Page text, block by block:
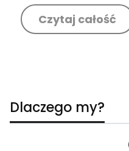
Czytaj całość
Dlaczego my?